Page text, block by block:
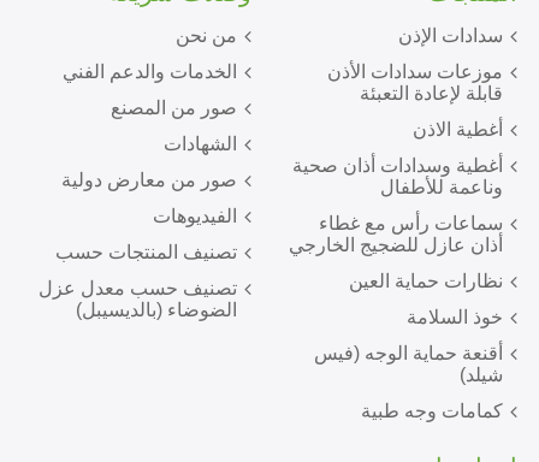
من نحن
الخدمات والدعم الفني
صور من المصنع
الشهادات
صور من معارض دولية
الفيديوهات
تصنيف المنتجات حسب
تصنيف حسب معدل عزل
الضوضاء (بالديسيبل)
سدادات الإذن
موزعات سدادات الأذن
قابلة لإعادة التعبئة
أغطية الاذن
أغطية وسدادات أذان صحية
وناعمة للأطفال
سماعات رأس مع غطاء
أذان عازل للضجيج الخارجي
نظارات حماية العين
خوذ السلامة
أقنعة حماية الوجه (فيس
شيلد)
كمامات وجه طبية